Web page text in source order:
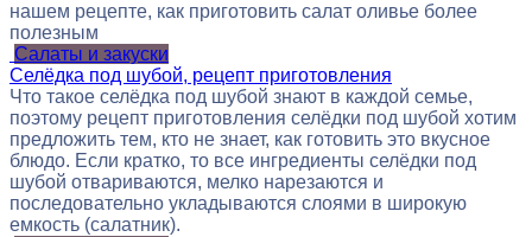
нашем рецепте, как приготовить салат оливье более
полезным
Салаты и закуски
Селёдка под шубой, рецепт приготовления
Что такое селёдка под шубой знают в каждой семье,
поэтому рецепт приготовления селёдки под шубой хотим
предложить тем, кто не знает, как готовить это вкусное
блюдо. Если кратко, то все ингредиенты селёдки под
шубой отвариваются, мелко нарезаются и
последовательно укладываются слоями в широкую
емкость (салатник).